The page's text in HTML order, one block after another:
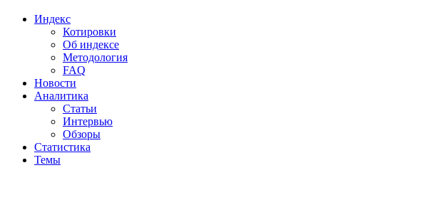
Индекс
Котировки
Об индексе
Методология
FAQ
Новости
Аналитика
Статьи
Интервью
Обзоры
Статистика
Темы